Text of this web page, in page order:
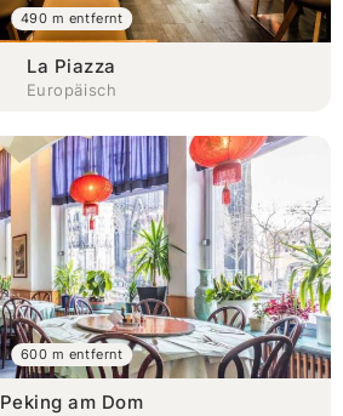
La Piazza
Europäisch
490 m entfernt
Peking am Dom
600 m entfernt